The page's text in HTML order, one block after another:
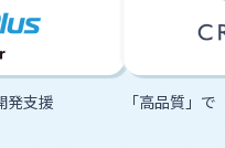
発支援 「高品質」